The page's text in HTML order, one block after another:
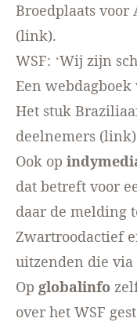
Broedplaats voor
(link).
WSF: ‘Wij zijn
Een
Het stuk
deelnemers (link)
Ook op
dat betreft voor
daar de melding
Zwartroodactief
uitzenden die
Op globalinfo
over het WSF